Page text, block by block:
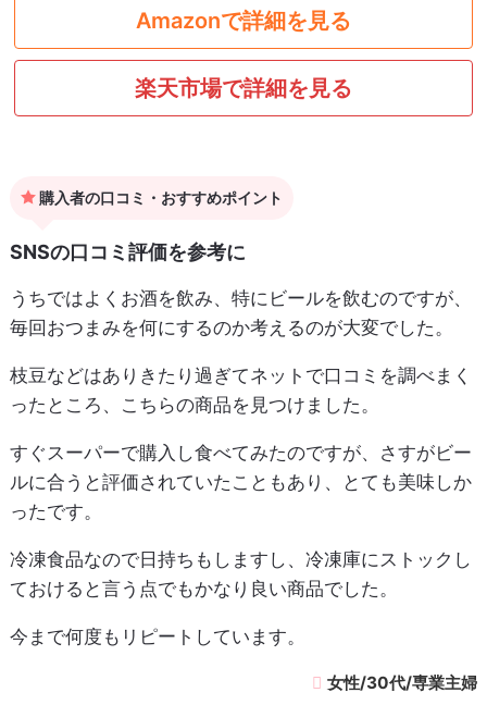
Amazonで詳細を見る
楽天市場で詳細を見る
購入者の口コミ・おすすめポイント
SNSの口コミ評価を参考に
うちではよくお酒を飲み、特にビールを飲むのですが、
毎回おつまみを何にするのか考えるのが大変でした。
枝豆などはありきたり過ぎてネットで口コミを調べまく
ったところ、こちらの商品を見つけました。
すぐスーパーで購入し食べてみたのですが、さすがビー
ルに合うと評価されていたこともあり、とても美味しか
ったです。
冷凍食品なので日持ちもしますし、冷凍庫にストックし
ておけると言う点でもかなり良い商品でした。
今まで何度もリピートしています。
女性/30代/専業主婦